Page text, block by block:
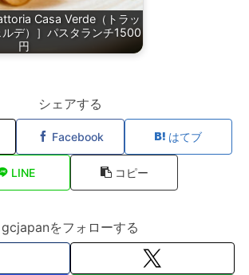
Casa Verde（トラッ
ルデ）］パスタランチ1500
円
シェアする
Facebook はてブ
LINE コピー
gcjapanをフォローする